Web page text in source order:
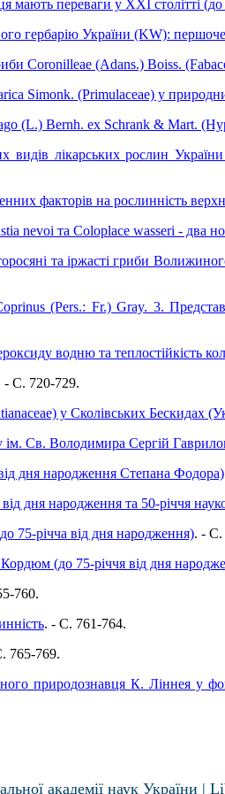
мають переваги у ХХІ столітті
гербарію України (KW):
Coronilleae (Adans.) Boiss.
Simonk. (Primulaceae) у
(L.) Bernh. ex Schrank & Mart.
видів лікарських рослин
факторів на рослинність
nevoi та Coloplace wasseri - два
та іржасті гриби
(Pers.: Fr.) Gray. 3.
водню та теплостійкість
- C. 720-729.
у Сколівських Бескидах
ім. Св. Володимира Сергій
дня народження Степана Фодора)
дня народження та 50-річчя
75-річча від дня народження). - C.
(до 75-річчя від дня
760.
. - C. 761-764.
765-769.
природознавця К. Ліннея у
академії наук України |